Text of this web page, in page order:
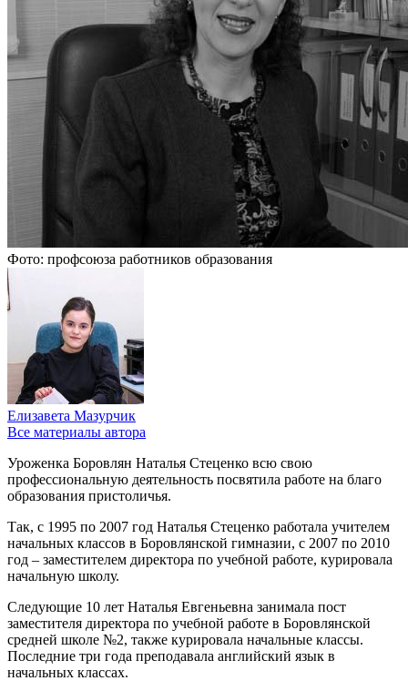
Фото: профсоюза работников образования
Елизавета Мазурчик
Все материалы автора
Уроженка Боровлян Наталья Стеценко всю свою
профессиональную деятельность посвятила работе на благо
образования пристоличья.
Так, с 1995 по 2007 год Наталья Стеценко работала учителем
начальных классов в Боровлянской гимназии, с 2007 по 2010
год – заместителем директора по учебной работе, курировала
начальную школу.
Следующие 10 лет Наталья Евгеньевна занимала пост
заместителя директора по учебной работе в Боровлянской
средней школе №2, также курировала начальные классы.
Последние три года преподавала английский язык в
начальных классах.